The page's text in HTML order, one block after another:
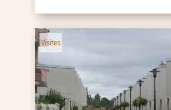
Visites